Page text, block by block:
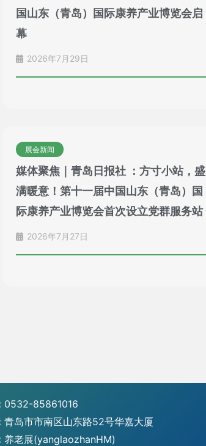
国山东（青岛）国际康养产业博览会启
幕
2026年7月29日
展会新闻
媒体聚焦｜青岛日报社 ：方寸小站，盛
满暖意！第十一届中国山东（青岛）国
际康养产业博览会首次设立党群服务站
2026年7月27日
0532-85861016
青岛市市南区山东路52号华嘉大厦
养老展(yanglaozhanHM)